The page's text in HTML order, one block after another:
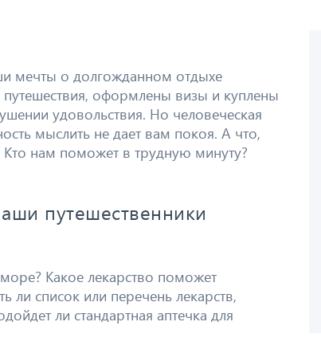
мечты о долгожданном отдыхе
оформлены визы и куплены
удовольствия. Но человеческая
мыслить не дает вам покоя. А что,
нам поможет в трудную минуту?
путешественники
море? Какое лекарство поможет
ли список или перечень лекарств,
ли стандартная аптечка для